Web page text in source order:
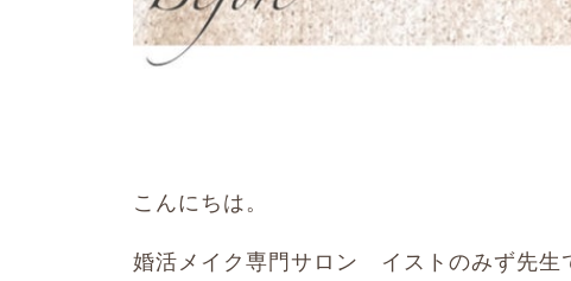
こんにちは。
婚活メイク専門サロン イストのみず先生